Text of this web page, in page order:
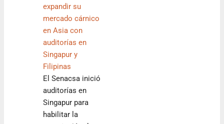
expandir su
mercado cárnico
en Asia con
auditorías en
Singapur y
Filipinas
El Senacsa inició
auditorías en
Singapur para
habilitar la